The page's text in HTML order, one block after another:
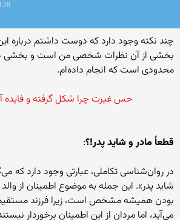
چند نکته وجود دارد که دوست داشتم درباره
بخشی از آن نظرات شخصی من است و بخشی
محدودی است که انجام داده‌ام.
حس غیرت چرا شکل گرفته و فایده
قطعاً مادر و شاید پدر!؟:
در روان‌شناسی تکاملی، عبارتی وجود دارد که
شاید پدر». این جمله به موضوع اطمینان از والد
بودن همیشه مشخص است، زیرا فرزند
می‌آید، اما مردان از این اطمینان برخوردار